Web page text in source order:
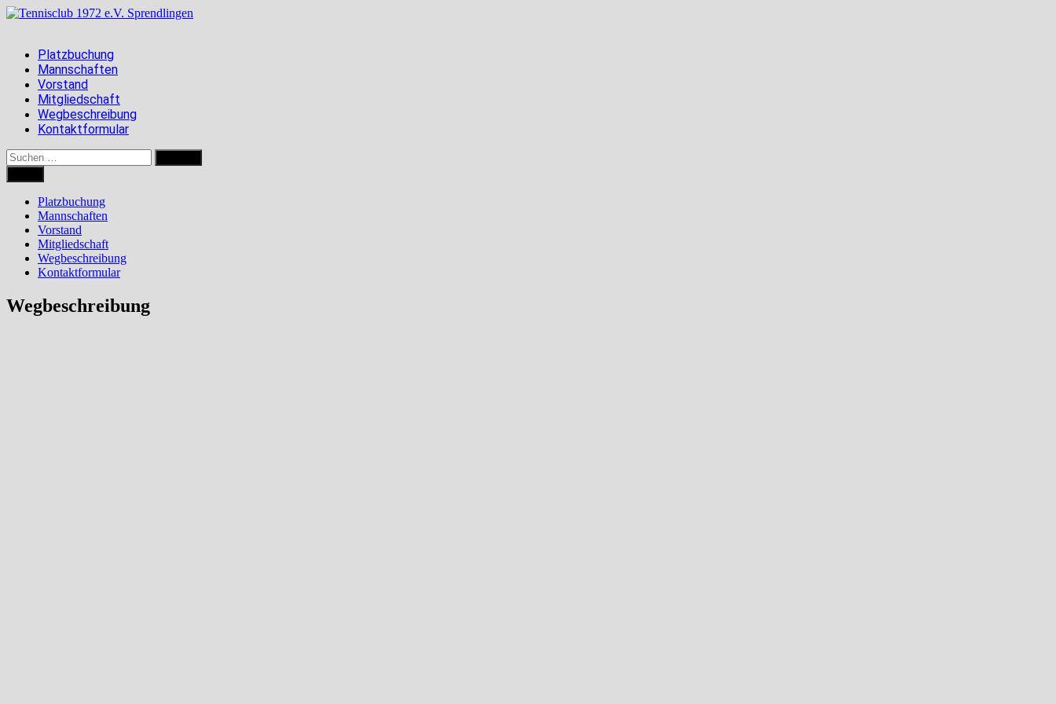
Zum
Platzbuchung
Mannschaften
Vorstand
Mitgliedschaft
Wegbeschreibung
Kontaktformular
Suchen
nach:
Platzbuchung
Mannschaften
Vorstand
Mitgliedschaft
Wegbeschreibung
Kontaktformular
Wegbeschreibung